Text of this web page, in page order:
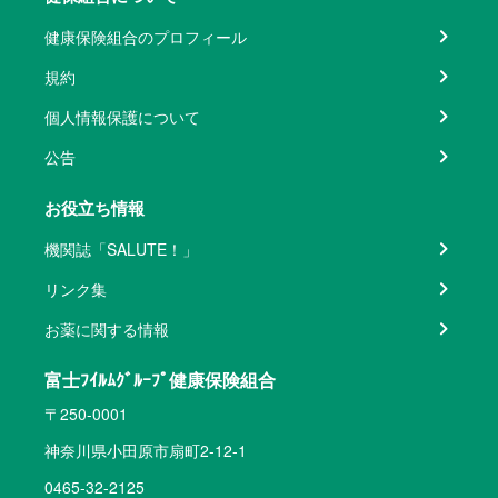
健康保険組合のプロフィール
規約
個人情報保護について
公告
お役立ち情報
機関誌「SALUTE！」
リンク集
お薬に関する情報
富士ﾌｲﾙﾑｸﾞﾙｰﾌﾟ健康保険組合
〒250-0001
神奈川県小田原市扇町2-12-1
0465-32-2125